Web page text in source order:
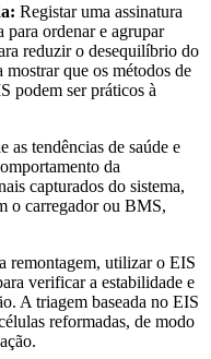
Registar uma assinatura
para ordenar e agrupar
reduzir o desequilíbrio do
que os métodos de
podem ser práticos à
as tendências de saúde e
da
capturados do sistema,
o carregador ou BMS,
remontagem, utilizar o EIS
verificar a estabilidade e
A triagem baseada no EIS
reformadas, de modo